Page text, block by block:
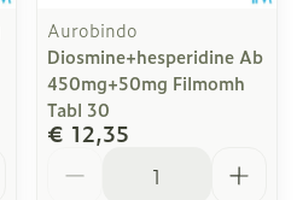
Aurobindo
Diosmine+hesperidine Ab
450mg+50mg Filmomh
Tabl 30
€ 12,35